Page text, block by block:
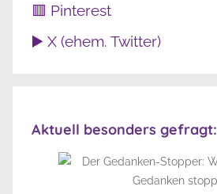
🟥 Pinterest
▶️ X (ehem. Twitter)
Aktuell besonders gefragt: